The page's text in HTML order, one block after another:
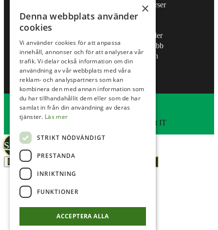
Lektioner & Kurser
Junior
Tävlingskalender
Järfälla Golfklubb
Veckans lunch
Företag
© Viksjö Golfklubb
Administration
Hemsidan levereras av Kust IT
Scroll
to
Hur kan vi hjälpa dig?
×
Denna webbplats använder
cookies
Vi använder cookies för att anpassa
innehåll, annonser och för att analysera vår
trafik. Vi delar också information om din
användning av vår webbplats med våra
reklam- och analyspartners som kan
kombinera den med annan information som
du har tillhandahållit dem eller som de har
samlat in från din användning av deras
tjänster. Läs mer
STRIKT NÖDVÄNDIGT
PRESTANDA
INRIKTNING
FUNKTIONER
ACCEPTERA ALLA